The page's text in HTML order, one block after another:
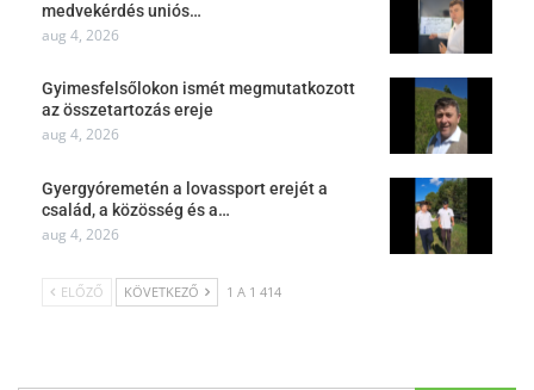
medvekérdés uniós…
aug 4, 2026
Gyimesfelsőlokon ismét megmutatkozott
az összetartozás ereje
aug 4, 2026
Gyergyóremetén a lovassport erejét a
család, a közösség és a…
aug 4, 2026
ELŐZŐ KÖVETKEZŐ 1 A 1 414